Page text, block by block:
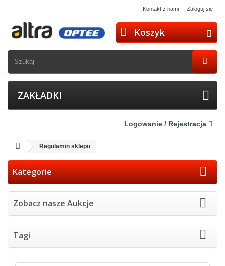
Zaloguj się
Kontakt z nami
Koszyk
ZAKŁADKI
Logowanie / Rejestracja
Regulamin sklepu
Kategorie
Zobacz nasze Aukcje
Tagi